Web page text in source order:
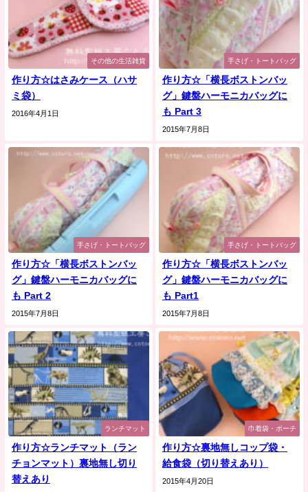
その他の生活雑貨
作り方☆はさみケース（ハサ
ミ袋）
2016年4月1日
手さげ・トートバッグ
作り方☆「横長ボストンバッ
グ」鍵盤ハーモニカバッグに
も Part 3
2015年7月8日
手さげ・トートバッグ
作り方☆「横長ボストンバッ
グ」鍵盤ハーモニカバッグに
も Part 2
2015年7月8日
手さげ・トートバッグ
作り方☆「横長ボストンバッ
グ」鍵盤ハーモニカバッグに
も Part1
2015年7月8日
ランチマット
作り方☆ランチマット（ラン
チョンマット）裏地無し切り
替えあり
巾着袋・ポーチ
作り方☆裏地無しコップ袋・
給食袋（切り替えあり）
2015年4月20日